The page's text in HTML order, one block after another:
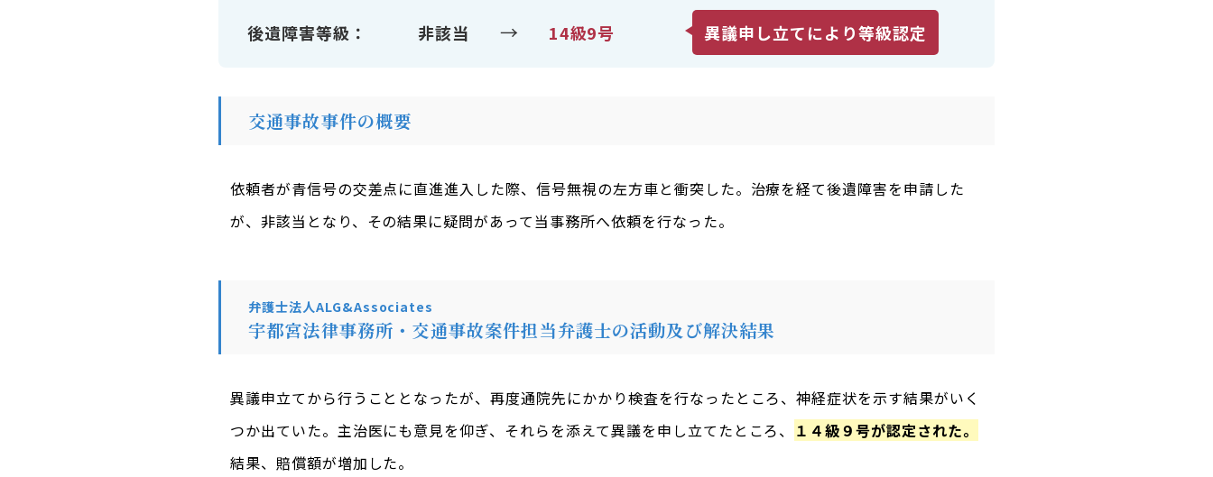
後遺障害等級 非該当 → 14級9号 異議申し立てにより等級認定
交通事故事件の概要
依頼者が青信号の交差点に直進進入した際、信号無視の左方車と衝突した。治療を経て後遺障害を申請した
が、非該当となり、その結果に疑問があって当事務所へ依頼を行なった。
弁護士法人ALG&Associates
宇都宮法律事務所・交通事故案件担当弁護士の活動及び解決結果
異議申立てから行うこととなったが、再度通院先にかかり検査を行なったところ、神経症状を示す結果がいく
つか出ていた。主治医にも意見を仰ぎ、それらを添えて異議を申し立てたところ、 １４級９号が認定された。
結果、賠償額が増加した。